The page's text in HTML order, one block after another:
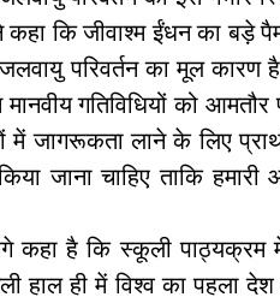
कहा कि जीवाश्म ईंधन का बड़े
परिवर्तन का मूल कारण
गतिविधियों को आमतौर
में जागरूकता लाने के लिए
जाना चाहिए ताकि
कहा है कि स्कूली पाठ्यक्रम
हाल ही में विश्व का पहला